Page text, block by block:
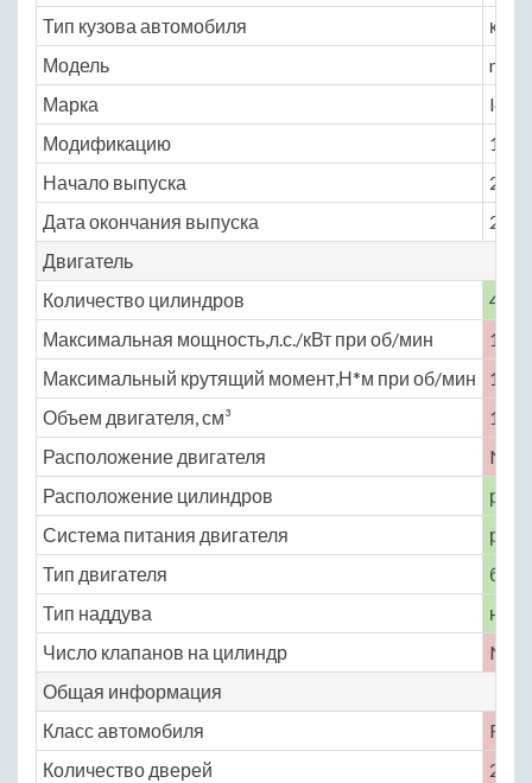
Тип кузова автомобиля
Модель
Марка
Модификацию
1.8
Начало выпуска
2000
Дата окончания выпуска
2006
Двигатель
Количество цилиндров
4
Максимальная мощность,л.с./кВт при об/мин
125
Максимальный крутящий момент,Н*м при об/мин
157
Объем двигателя, см³
1838
Расположение двигателя
No
Расположение цилиндров
Система питания двигателя
Тип двигателя
Тип наддува
нет
Число клапанов на цилиндр
No
Общая информация
Класс автомобиля
F
Количество дверей
2